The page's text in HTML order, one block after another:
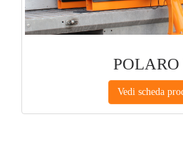
Vedi scheda